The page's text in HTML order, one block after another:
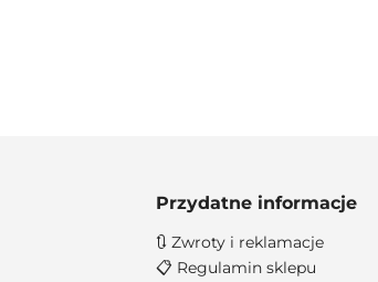
Przydatne informacje
🔃 Zwroty i reklamacje
📋 Regulamin sklepu